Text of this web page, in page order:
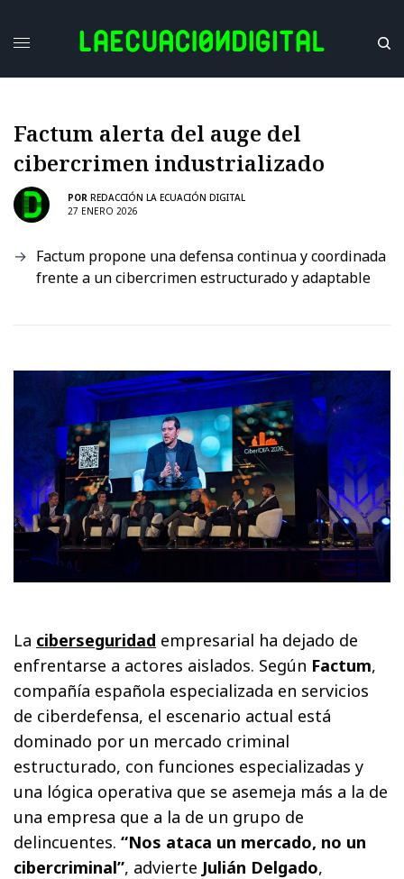
Factum alerta del auge del
cibercrimen industrializado
POR REDACCIÓN LA ECUACIÓN DIGITAL
27 ENERO 2026
Factum propone una defensa continua y coordinada
frente a un cibercrimen estructurado y adaptable
La ciberseguridad empresarial ha dejado de
enfrentarse a actores aislados. Según Factum,
compañía española especializada en servicios
de ciberdefensa, el escenario actual está
dominado por un mercado criminal
estructurado, con funciones especializadas y
una lógica operativa que se asemeja más a la de
una empresa que a la de un grupo de
delincuentes.“Nos ataca un mercado, no un
cibercriminal”, advierte Julián Delgado,